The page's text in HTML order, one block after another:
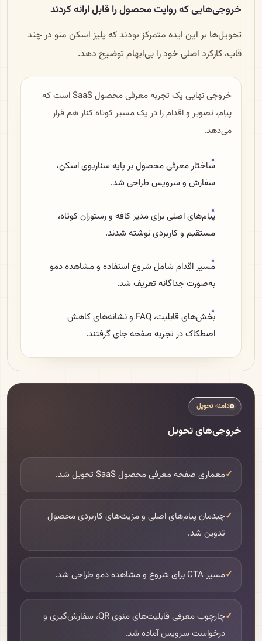
خروجی‌هایی که روایت محصول را قابل ارائه کردند
تحویل‌ها بر این ایده متمرکز بودند که پلیز اسکن منو در چند
قاب، کارکرد اصلی خود را بی‌ابهام توضیح دهد.
خروجی نهایی یک تجربه معرفی محصول SaaS است که
پیام، تصویر و اقدام را در یک مسیر کوتاه کنار هم قرار
می‌دهد.
ساختار معرفی محصول بر پایه سناریوی اسکن،
سفارش و سرویس طراحی شد.
پیام‌های اصلی برای مدیر کافه و رستوران کوتاه،
مستقیم و کاربردی نوشته شدند.
مسیر اقدام شامل شروع استفاده و مشاهده دمو
به‌صورت جداگانه تعریف شد.
بخش‌های قابلیت، FAQ و نشانه‌های کاهش
اصطکاک در تجربه صفحه جای گرفتند.
دامنه تحویل
خروجی‌های تحویل
✓معماری صفحه معرفی محصول SaaS تحویل شد.
✓چیدمان پیام‌های اصلی و مزیت‌های کاربردی محصول
تدوین شد.
✓مسیر CTA برای شروع و مشاهده دمو طراحی شد.
✓
چارچوب معرفی قابلیت‌های منوی QR، سفارش‌گیری و
درخواست سرویس آماده شد.